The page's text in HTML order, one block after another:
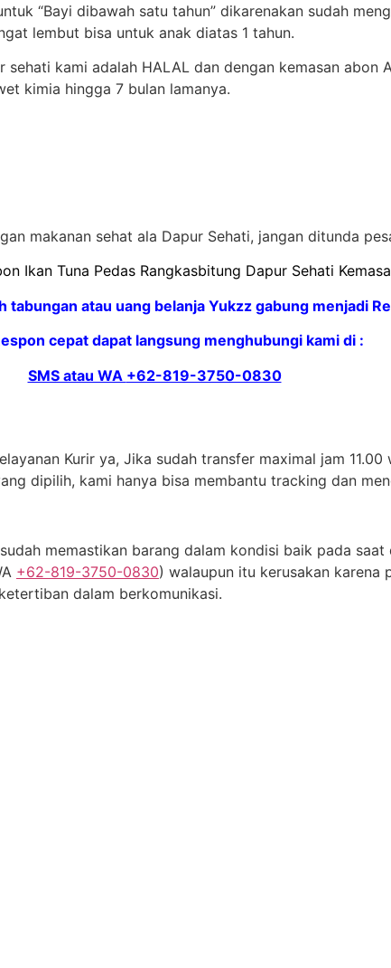
“Bayi dibawah satu tahun” dikarenakan sudah
lembut bisa untuk anak diatas 1 tahun.
kami adalah HALAL dan dengan kemasan abon
kimia hingga 7 bulan lamanya.
makanan sehat ala Dapur Sehati, jangan ditunda
Ikan Tuna Pedas Rangkasbitung Dapur Sehati
tabungan atau uang belanja Yukzz gabung menjadi
cepat dapat langsung menghubungi kami di :
SMS atau WA +62-819-3750-0830
Kurir ya, Jika sudah transfer maximal jam
dipilih, kami hanya bisa membantu tracking dan
memastikan barang dalam kondisi baik pada
+62-819-3750-0830) walaupun itu kerusakan karena
dalam berkomunikasi.